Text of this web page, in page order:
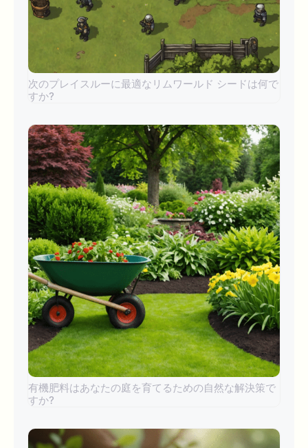
次のプレイスルーに最適なリムワールド シードは何で
すか?
有機肥料はあなたの庭を育てるための自然な解決策で
すか?